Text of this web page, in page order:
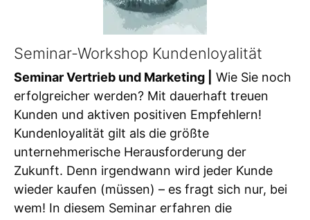
Seminar-Workshop Kundenloyalität
Seminar Vertrieb und Marketing |
Wie Sie noch
erfolgreicher werden? Mit dauerhaft treuen
Kunden und aktiven positiven Empfehlern!
Kundenloyalität gilt als die größte
unternehmerische Herausforderung der
Zukunft. Denn irgendwann wird jeder Kunde
wieder kaufen (müssen) – es fragt sich nur, bei
wem! In diesem Seminar erfahren die